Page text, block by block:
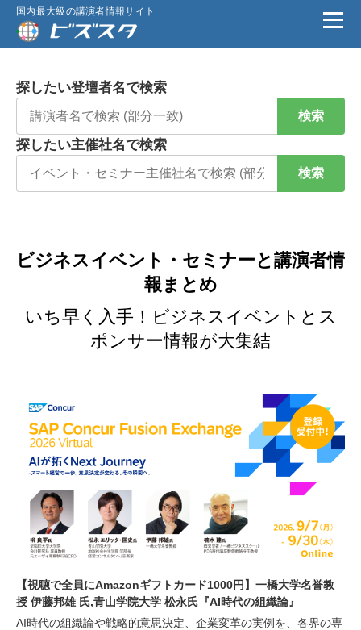
国内最大級の講演者情報サイト
探したい登壇者名で検索
検索
探したい主催社名で検索
検索
ビジネスイベント・セミナーと講演者情
報まとめ
いち早く入手！ビジネスイベントとス
ポンサー情報が大集結
【視聴で全員にAmazonギフトカード1000円】一橋大学名誉教
授 伊藤邦雄 氏,青山学院大学 松永氏『AI時代の組織論』
AI時代の組織論や戦略的意思決定、企業変革の実例を、各界の専